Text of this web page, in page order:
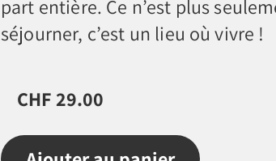
part entière. Ce n’est plus
séjourner, c’est un lieu où vivre !
CHF 29.00